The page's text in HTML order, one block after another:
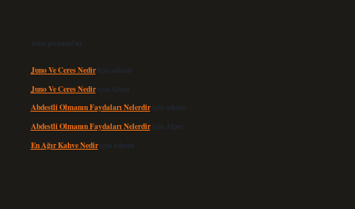
Son yorumlar
Juno Ve Ceres Nediriçin admin
Juno Ve Ceres Nediriçin Altan
Abdestli Olmanın Faydaları Nelerdiriçin admin
Abdestli Olmanın Faydaları Nelerdiriçin Alper
En Ağır Kahve Nediriçin admin